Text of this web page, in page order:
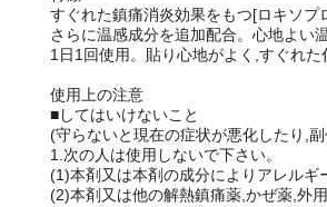
特徴
すぐれた鎮痛消炎効果をもつ[ロキソ
さらに温感成分を追加配合。心地よい
1日1回使用。貼り心地がよく,すぐれ
使用上の注意
■してはいけないこと
(守らないと現在の症状が悪化したり,
1.次の人は使用しないで下さい。